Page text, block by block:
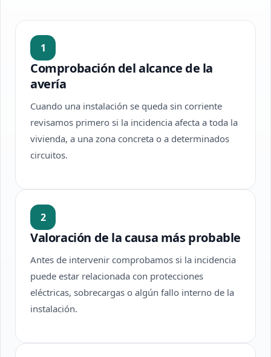
1
Comprobación del alcance de la
avería
Cuando una instalación se queda sin corriente
revisamos primero si la incidencia afecta a toda la
vivienda, a una zona concreta o a determinados
circuitos.
2
Valoración de la causa más probable
Antes de intervenir comprobamos si la incidencia
puede estar relacionada con protecciones
eléctricas, sobrecargas o algún fallo interno de la
instalación.